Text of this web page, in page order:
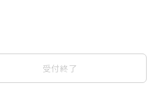
受付終了